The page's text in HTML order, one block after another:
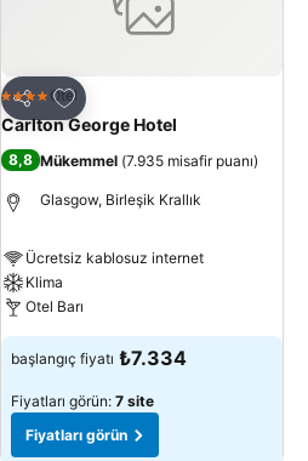
Paylaş
Favorilerime ekle
4 Yıldız Otel
Carlton George Hotel
8,8 Mükemmel (7.935 misafir puanı)
Glasgow, Birleşik Krallık
Ücretsiz kablosuz internet
Klima
Otel Barı
başlangıç fiyatı ₺7.334
Fiyatları görün: 7 site
Fiyatları görün